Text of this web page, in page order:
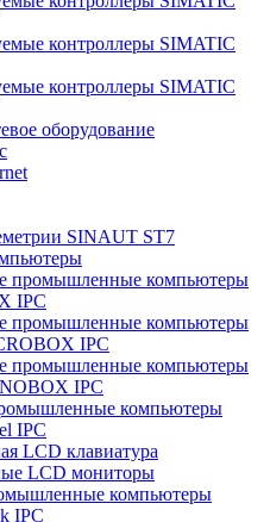
контроллеры SIMATIC
контроллеры SIMATIC
оборудование
SINAUT ST7
промышленные компьютеры
IPC
промышленные компьютеры
IPC
промышленные компьютеры
IPC
компьютеры
IPC
LCD клавиатура
LCD мониторы
компьютеры
IPC